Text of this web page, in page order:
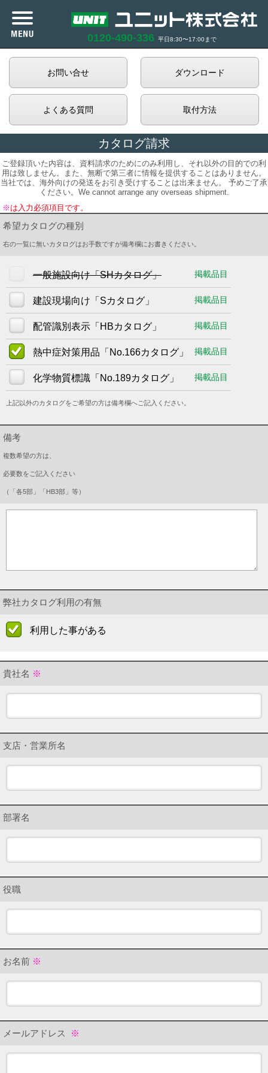
0120-490-336 平日8:30〜17:00まで
カタログ紹介
商品紹介
サポート
お問い合せ ダウンロード
よくある質問 取付方法
カタログ請求
ご登録頂いた内容は、資料請求のためにのみ利用し、それ以外の目的での利
用は致しません。また、無断で第三者に情報を提供することはありません。
当社では、海外向けの発送をお引き受けすることは出来ません。 予めご了承
ください。We cannot arrange any overseas shipment.
※ は入力必須項目です。
希望カタログの種別
右の一覧に無いカタログはお手数ですが備考欄にお書きください。
一般施設向け「SHカタログ」 掲載品目
建設現場向け「Sカタログ」 掲載品目
配管識別表示「HBカタログ」 掲載品目
熱中症対策用品「No.166カタログ」 掲載品目
化学物質標識「No.189カタログ」 掲載品目
上記以外のカタログをご希望の方は備考欄へご記入ください。
備考
複数希望の方は、
必要数をご記入ください
（「各5部」「HB3部」等）
弊社カタログ利用の有無
利用した事がある
貴社名 ※
支店・営業所名
部署名
役職
お名前 ※
メールアドレス ※